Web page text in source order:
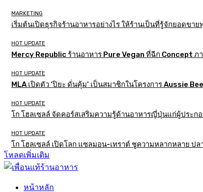
MARKETING
เริ่มต้นเปิดธุรกิจร้านอาหารอย่างไร ให้ร้านเป็นที่รู้จักยอดขาย
HOT UPDATE
Mercy Republic ร้านอาหาร Pure Vegan ที่ฉีก Concept ภ
HOT UPDATE
MLA เปิดตัว ‘ปิยะ ดั่นคุ้ม’ เป็นสมาชิกในโครงการ Aussie
HOT UPDATE
โก โฮลเซลล์ จัดคอร์สเสริมความรู้ด้านอาหารญี่ปุ่นแก่ผู้ประ
HOT UPDATE
โก โฮลเซลล์ เปิดโลก แซลมอน-เทราต์ ชูความหลากหลาย ป
โหลดเพิ่มเติม
หน้าหลัก